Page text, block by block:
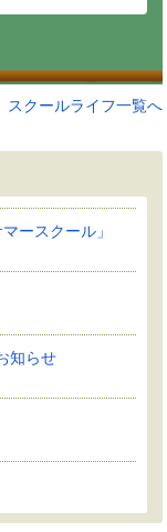
スクールライフ一覧へ
ースクール」
知らせ